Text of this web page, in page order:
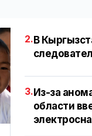
2. В
3.Из-за
области